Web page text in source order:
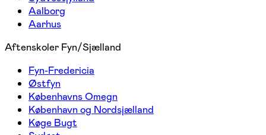
Aalborg
Aarhus
Aftenskoler Fyn/Sjælland
Fyn-Fredericia
Østfyn
Københavns Omegn
København og Nordsjælland
Køge Bugt